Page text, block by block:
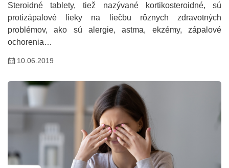
Steroidné tablety, tiež nazývané kortikosteroidné, sú
protizápalové lieky na liečbu rôznych zdravotných
problémov, ako sú alergie, astma, ekzémy, zápalové
ochorenia…
10.06.2019